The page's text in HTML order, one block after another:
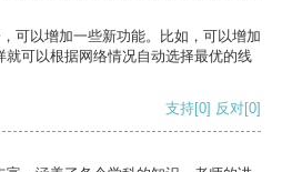
可以增加一些新功能。比如，可以增加
可以根据网络情况自动选择最优的线
支持[0] 反对[0]